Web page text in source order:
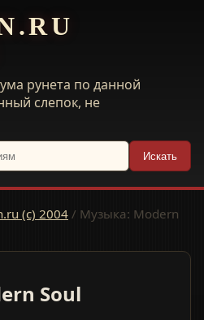
рунета по данной
слепок, не
Искать
(с) 2004 / Музыка: Modern
Soul